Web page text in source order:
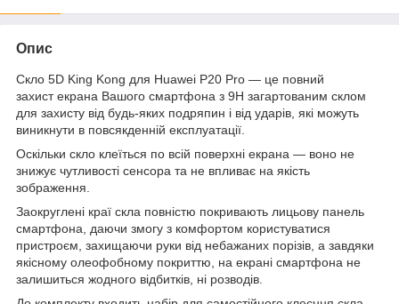
Опис
Скло 5D King Kong для Huawei P20 Pro — це повний
захист екрана Вашого смартфона з 9H загартованим склом
для захисту від будь-яких подряпин і від ударів, які можуть
виникнути в повсякденній експлуатації.
Оскільки скло клеїться по всій поверхні екрана — воно не
знижує чутливості сенсора та не впливає на якість
зображення.
Заокруглені краї скла повністю покривають лицьову панель
смартфона, даючи змогу з комфортом користуватися
пристроєм, захищаючи руки від небажаних порізів, а завдяки
якісному олеофобному покриттю, на екрані смартфона не
залишиться жодного відбитків, ні розводів.